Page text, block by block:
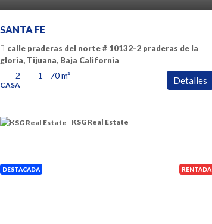
SANTA FE
calle praderas del norte # 10132-2 praderas de la
gloria, Tijuana, Baja California
2 1 70m²
CASA Detalles
KSG Real Estate
DESTACADA RENTADA